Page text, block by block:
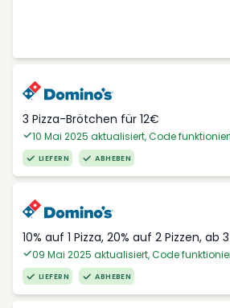
3 Pizza-Brötchen für 12€
10 Mai 2025 aktualisiert, Code
LIEFERN ABHEBEN
10% auf 1 Pizza, 20% auf 2 Pizzen, ab
09 Mai 2025 aktualisiert, Code
LIEFERN ABHEBEN